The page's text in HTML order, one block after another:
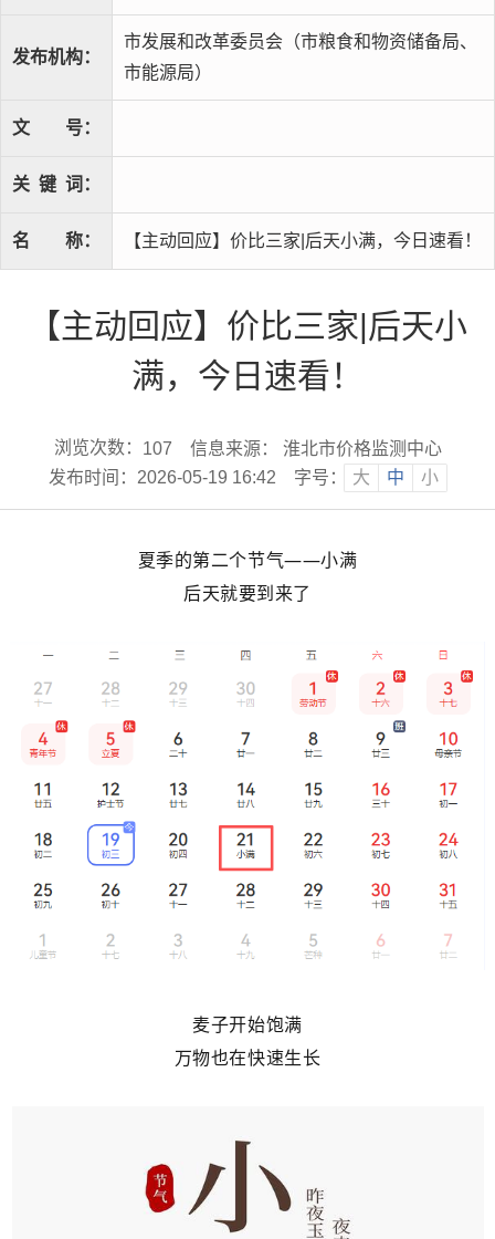
发布机构：
市发展和改革委员会（市粮食和物资储备局、
市能源局）
文 号：
关 键 词：
名 称： 【主动回应】价比三家|后天小满，今日速看！
【主动回应】价比三家|后天小
满，今日速看！
浏览次数： 107
信息来源： 淮北市价格监测中心
发布时间：2026-05-19 16:42
字号： 大 中 小
夏季的第二个节气——小满
后天就要到来了
麦子开始饱满
万物也在快速生长